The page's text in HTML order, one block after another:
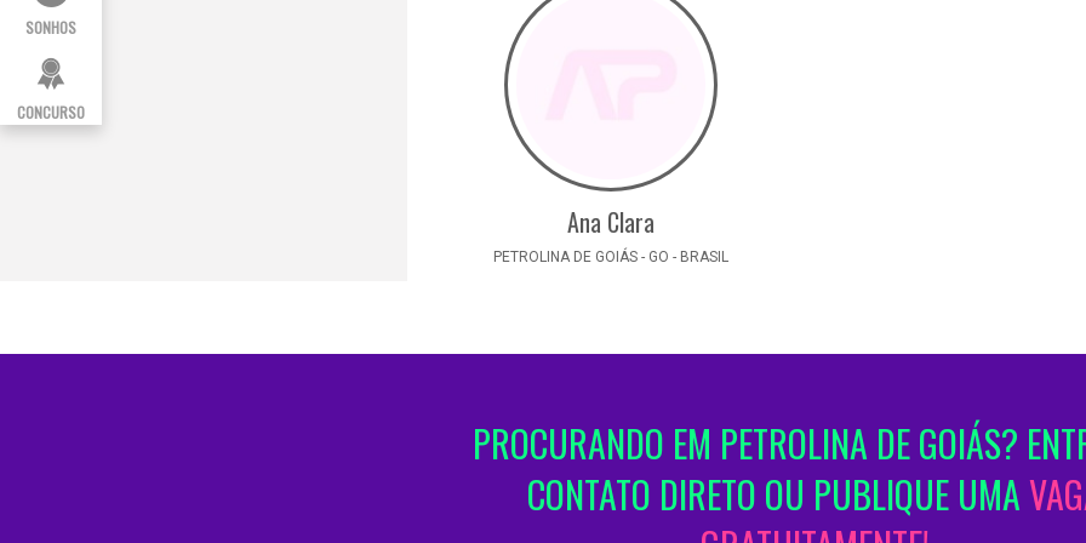
SONHOS
CONCURSO
Ana Clara
PETROLINA DE GOIÁS - GO - BRASIL
PROCURANDO EM PETROLINA DE GOIÁS?
CONTATO DIRETO OU PUBLIQUE UMA